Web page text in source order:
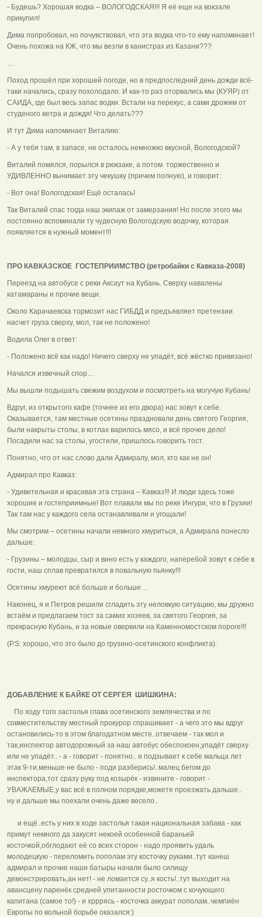
- Будешь? Хорошая водка – ВОЛОГОДСКАЯ!!! Я её еще на вокзале
прикупил!
Дима попробовал, но почувствовал, что эта водка что-то ему напоминает!
Очень похожа на КЖ, что мы везли в канистрах из Казани???
…
Поход прошёл при хорошей погоде, но в предпоследний день дожди всё-
таки начались, сразу похолодало. И как-то раз оторвались мы (КУЯР) от
САИДА, где был весь запас водки. Встали на перекус, а сами дрожим от
студеного ветра и дождя! Что делать???
И тут Дима напоминает Виталию:
- А у тебя там, в запасе, не осталось немножко вкусной, Вологодской?
Виталий помялся, порылся в рюкзаке, а потом торжественно и
УДИВЛЕННО вынимает эту чекушку (причем полную), и говорит:
- Вот она! Вологодская! Ещё осталась!
Так Виталий спас тогда наш экипаж от замерзания! Но после этого мы
постоянно вспоминали ту чудесную Вологодскую водочку, которая
появляется в нужный момент!!!
ПРО КАВКАЗСКОЕ ГОСТЕПРИИМСТВО (ретробайки с Кавказа-2008)
Переезд на автобусе с реки Аксаут на Кубань. Сверху навалены
катамараны и прочие вещи.
Около Карачаевска тормозит нас ГИБДД и предъявляет претензии
насчет груза сверху, мол, так не положено!
Водила Олег в ответ:
- Положено всё как надо! Ничего сверху не упадёт, всё жёстко привязано!
Начался извечный спор…
Мы вышли подышать свежим воздухом и посмотреть на могучую Кубань!
Вдруг, из открытого кафе (точнее из его двора) нас зовут к себе.
Оказывается, там местные осетины праздновали день святого Георгия,
были накрыты столы, в котлах варилось мясо, и всё прочее дело!
Посадили нас за столы, угостили, пришлось говорить тост.
Понятно, что от нас слово дали Адмиралу, мол, кто как не он!
Адмирал про Кавказ:
- Удивительная и красивая эта страна – Кавказ!!! И люди здесь тоже
хорошие и гостеприимные! Вот плавали мы по реке Ингури, что в Грузии!
Так там нас у каждого села останавливали и угощали!
Мы смотрим – осетины начали немного хмуриться, а Адмирала понесло
дальше:
- Грузины – молодцы, сыр и вино есть у каждого, наперебой зовут к себе в
гости, наш сплав превратился в повальную пьянку!!!
Осетины хмуреют всё больше и больше…
Наконец, я и Петров решили сгладить эту неловкую ситуацию, мы дружно
встаём и предлагаем тост за самих хозяев, за святого Георгия, за
прекрасную Кубань, и за новые оверкили на Каменномостском пороге!!!
(P.S: хорошо, что это было до грузино-осетинского конфликта).
ДОБАВЛЕНИЕ К БАЙКЕ ОТ СЕРГЕЯ ШИШКИНА:
По ходу того застолья глава осетинского землячества и по
совместительству местный прокурор спрашивает - а чего это мы вдруг
остановились-то в этом благодатном месте..отвечаем - так мол и
так,инспектор автодорожный за наш автобус обеспокоен,упадёт сверху
или не упадёт.. - а - говорит - понятно.. и подзывает к себе мальца лет
этак 9-ти,меньше не было - поди разберись!..малец бегом до
инспектора,тот сразу руку под козырёк - извините - говорит -
УВАЖАЕМЫЕ,у вас всё в полном порядке,можете проезжать дальше..
ну и дальше мы поехали очень даже весело..
и ещё..есть у них в ходе застолья такая национальная забава - как
примут немного да закусят некоей особенной бараньей
косточкой,обглодают её со всех сторон - надо проявить удаль
молодецкую - переломить пополам эту косточку руками..тут канеш
адмирал и прочие наши батыры начали было силищу
демонстрировать,ан нет! - не ломается су..я кость!..тут выходит на
авансцену паренёк средней упитанности росточком с кочующего
капитана (самое то!) - и хрррясь - косточка аккурат пополам..чемпиён
Европы по вольной борьбе оказался:)